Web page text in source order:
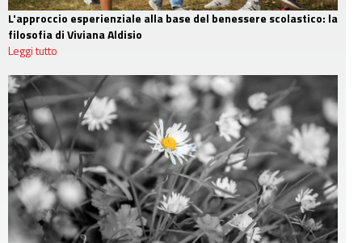
L'approccio esperienziale alla base del benessere scolastico: la
filosofia di Viviana Aldisio
Leggi tutto